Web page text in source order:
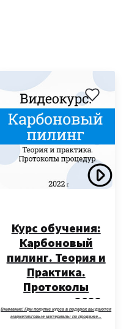
Курс обучения:
Карбоновый
пилинг. Теория и
Практика.
Протоколы
процедур за 2022 г.
Цена: 5000 руб.
Внимание! При покупке курса в подарок выдаются
маркетинговые материалы по продаже…